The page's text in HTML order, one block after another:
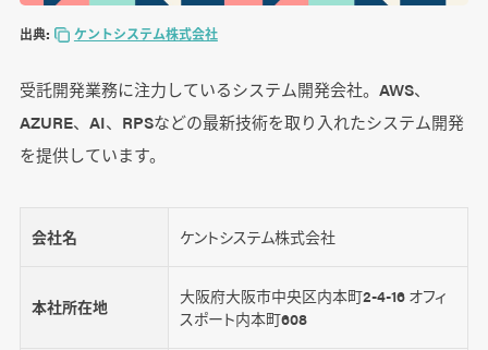
出典: ケントシステム株式会社
受託開発業務に注力しているシステム開発会社。AWS、
AZURE、AI、RPSなどの最新技術を取り入れたシステム開発
を提供しています。
会社名 ケントシステム株式会社
本社所在地
大阪府大阪市中央区内本町2-4-16 オフィ
スポート内本町608